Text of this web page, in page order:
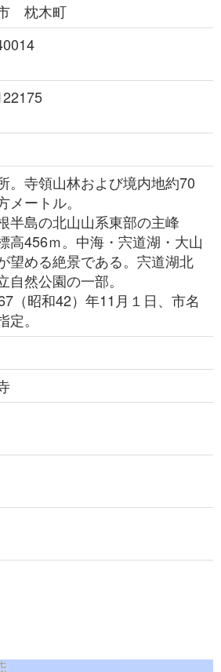
枕木町
。寺領山林および境内地約70
メートル。
半島の北山山系東部の主峰
高456ｍ。中海・宍道湖・大山
望める絶景である。宍道湖北
自然公園の一部。
（昭和42）年11月１日、市名
定。